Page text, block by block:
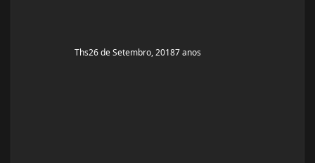
Ths26 de Setembro, 20187 anos